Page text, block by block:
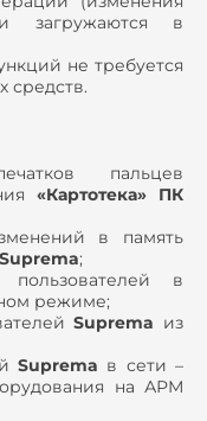
загружаются в
не требуется
средств.
пальцев
«Картотека» ПК
в память
Suprema;
пользователей в
режиме;
Suprema из
Suprema в сети –
на АРМ